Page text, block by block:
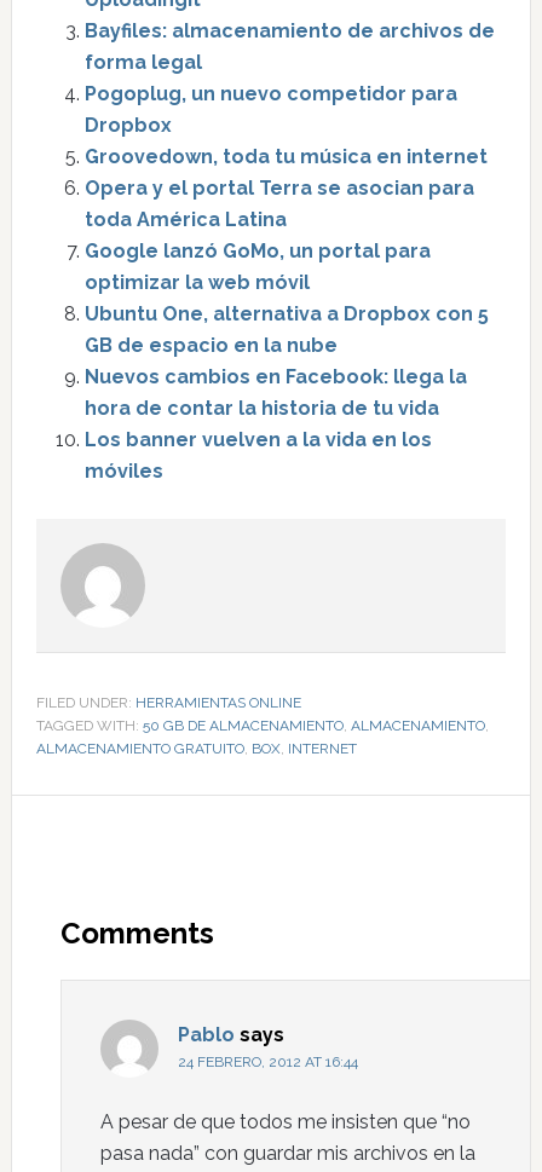
Bayfiles: almacenamiento de archivos de
forma legal
Pogoplug, un nuevo competidor para
Dropbox
Groovedown, toda tu música en internet
Opera y el portal Terra se asocian para
toda América Latina
Google lanzó GoMo, un portal para
optimizar la web móvil
Ubuntu One, alternativa a Dropbox con 5
GB de espacio en la nube
Nuevos cambios en Facebook: llega la
hora de contar la historia de tu vida
Los banner vuelven a la vida en los
móviles
FILED UNDER: HERRAMIENTAS ONLINE
TAGGED WITH: 50 GB DE ALMACENAMIENTO, ALMACENAMIENTO,
ALMACENAMIENTO GRATUITO, BOX, INTERNET
Comments
Pablo says
24 FEBRERO, 2012 AT 16:44
A pesar de que todos me insisten que “no
pasa nada” con guardar mis archivos en la